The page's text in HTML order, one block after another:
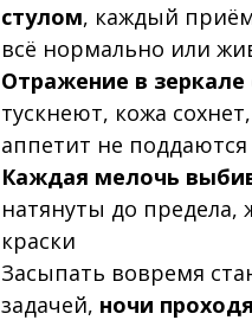
стулом, каждый
всё нормально или
Отражение в зеркале
тускнеют, кожа
аппетит не
Каждая мелочь
натянуты до предела,
краски
Засыпать вовремя
задачей, ночи